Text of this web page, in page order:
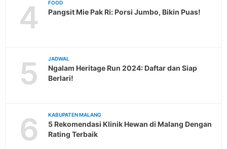
4 FOOD
Pangsit Mie Pak Ri: Porsi Jumbo, Bikin Puas!
5 JADWAL
Ngalam Heritage Run 2024: Daftar dan Siap
Berlari!
6 KABUPATEN MALANG
5 Rekomendasi Klinik Hewan di Malang Dengan
Rating Terbaik